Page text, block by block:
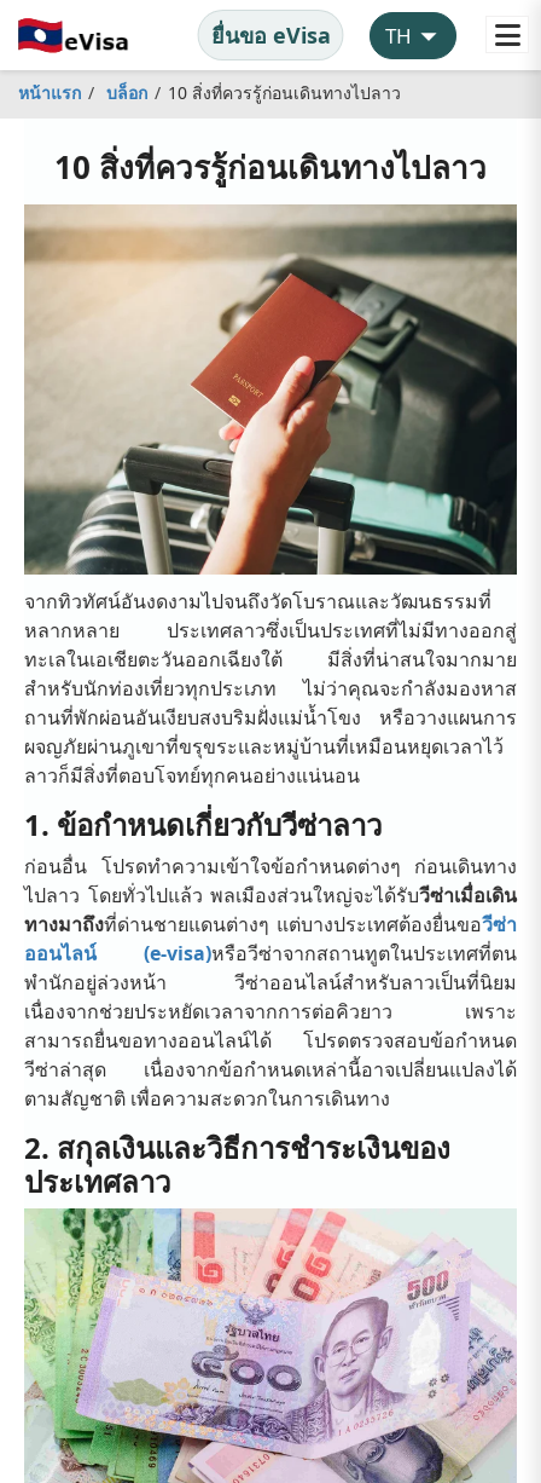
ยื่นขอ eVisa
หน้าแรก บล็อก 10 สิ่งที่ควรรู้ก่อนเดินทางไปลาว
10 สิ่งที่ควรรู้ก่อนเดินทางไปลาว
จากทิวทัศน์อันงดงามไปจนถึงวัดโบราณและวัฒนธรรมที่
หลากหลาย ประเทศลาวซึ่งเป็นประเทศที่ไม่มีทางออกสู่
ทะเลในเอเชียตะวันออกเฉียงใต้ มีสิ่งที่น่าสนใจมากมาย
สำหรับนักท่องเที่ยวทุกประเภท ไม่ว่าคุณจะกำลังมองหาส
ถานที่พักผ่อนอันเงียบสงบริมฝั่งแม่น้ำโขง หรือวางแผนการ
ผจญภัยผ่านภูเขาที่ขรุขระและหมู่บ้านที่เหมือนหยุดเวลาไว้
ลาวก็มีสิ่งที่ตอบโจทย์ทุกคนอย่างแน่นอน
1. ข้อกำหนดเกี่ยวกับวีซ่าลาว
ก่อนอื่น โปรดทำความเข้าใจข้อกำหนดต่างๆ ก่อนเดินทาง
ไปลาว โดยทั่วไปแล้ว พลเมืองส่วนใหญ่จะได้รับวีซ่าเมื่อเดิน
ทางมาถึงที่ด่านชายแดนต่างๆ แต่บางประเทศต้องยื่นขอวีซ่า
ออนไลน์ (e-visa)หรือวีซ่าจากสถานทูตในประเทศที่ตน
พำนักอยู่ล่วงหน้า วีซ่าออนไลน์สำหรับลาวเป็นที่นิยม
เนื่องจากช่วยประหยัดเวลาจากการต่อคิวยาว เพราะ
สามารถยื่นขอทางออนไลน์ได้ โปรดตรวจสอบข้อกำหนด
วีซ่าล่าสุด เนื่องจากข้อกำหนดเหล่านี้อาจเปลี่ยนแปลงได้
ตามสัญชาติ เพื่อความสะดวกในการเดินทาง
2. สกุลเงินและวิธีการชำระเงินของ
ประเทศลาว